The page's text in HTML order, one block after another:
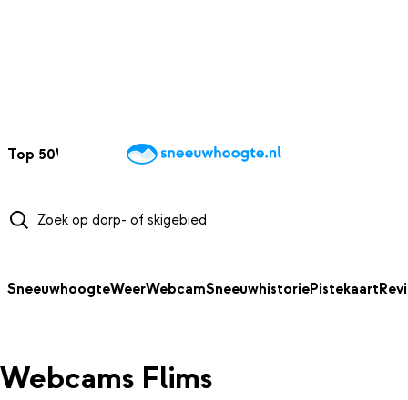
Top 50Webcams WintersportweerKaarten
SneeuwhoogteWeerWebcamSneeuwhistoriePistekaart
Webcams Flims